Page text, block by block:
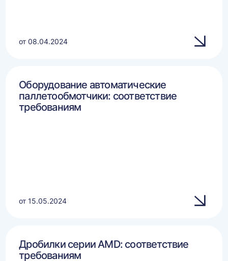
от 08.04.2024
Оборудование автоматические
паллетообмотчики: соответствие
требованиям
от 15.05.2024
Дробилки серии AMD: соответствие
требованиям